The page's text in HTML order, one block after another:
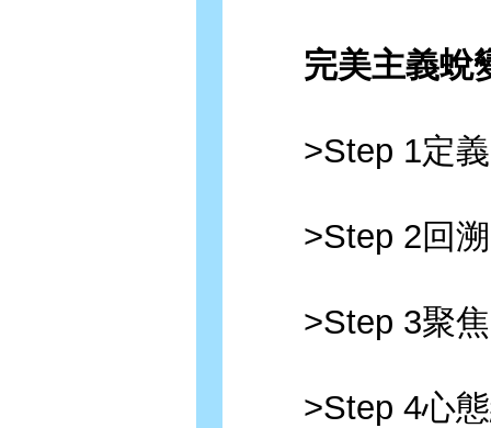
完美主義蛻
>Step 1定義
>Step 2回溯
>Step 3聚焦
>Step 4心態